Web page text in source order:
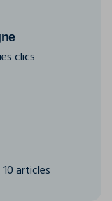
clics
articles